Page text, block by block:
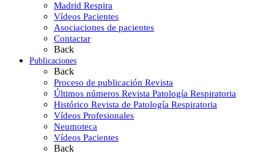
Madrid Respira
Vídeos Pacientes
Asociaciones de pacientes
Contactar
Back
Publicaciones
Back
Proceso de publicación Revista
Últimos números Revista Patología Respiratoria
Histórico Revista de Patología Respiratoria
Vídeos Profesionales
Neumoteca
Vídeos Pacientes
Back